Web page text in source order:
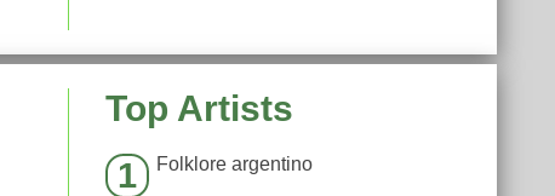
Top Artists
1 Folklore argentino